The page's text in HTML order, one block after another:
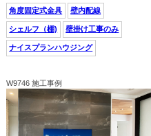
角度固定式金具 壁内配線
シェルフ（棚) 壁掛け工事のみ
ナイスプランハウジング
W9746 施工事例